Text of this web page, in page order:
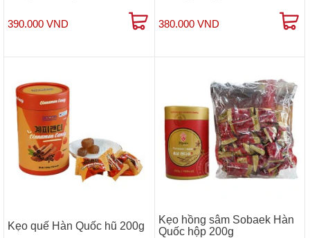
390.000 VND 380.000 VND
Kẹo quế Hàn Quốc hũ 200g
Kẹo hồng sâm Sobaek Hàn
Quốc hộp 200g